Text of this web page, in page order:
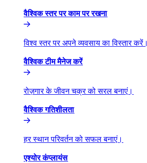
वैश्विक स्तर पर काम पर रखना​​
विश्व स्तर पर अपने व्यवसाय का विस्तार करें।​​
वैश्विक टीम मैनेज करें​​
रोज़गार के जीवन चक्र को सरल बनाएं।​​
वैश्विक गतिशीलता​​
हर स्थान परिवर्तन को सफल बनाएं।​​
एश्योर कंप्लायंस​​